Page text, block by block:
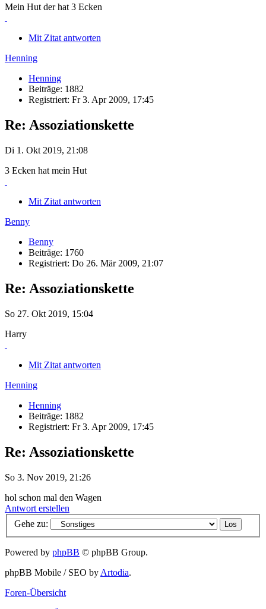
Mein Hut der hat 3 Ecken
Mit Zitat antworten
Henning
Henning
Beiträge: 1882
Registriert: Fr 3. Apr 2009, 17:45
Re: Assoziationskette
Di 1. Okt 2019, 21:08
3 Ecken hat mein Hut
Mit Zitat antworten
Benny
Benny
Beiträge: 1760
Registriert: Do 26. Mär 2009, 21:07
Re: Assoziationskette
So 27. Okt 2019, 15:04
Harry
Mit Zitat antworten
Henning
Henning
Beiträge: 1882
Registriert: Fr 3. Apr 2009, 17:45
Re: Assoziationskette
So 3. Nov 2019, 21:26
hol schon mal den Wagen
Antwort erstellen
Gehe zu:
Powered by phpBB © phpBB Group.
phpBB Mobile / SEO by Artodia.
Foren-Übersicht